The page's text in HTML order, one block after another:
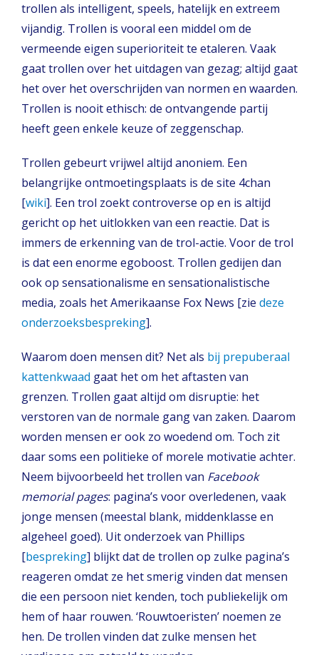
trollen als intelligent, speels, hatelijk en extreem
vijandig. Trollen is vooral een middel om de
vermeende eigen superioriteit te etaleren. Vaak
gaat trollen over het uitdagen van gezag; altijd gaat
het over het overschrijden van normen en waarden.
Trollen is nooit ethisch: de ontvangende partij
heeft geen enkele keuze of zeggenschap.
Trollen gebeurt vrijwel altijd anoniem. Een
belangrijke ontmoetingsplaats is de site 4chan
[wiki]. Een trol zoekt controverse op en is altijd
gericht op het uitlokken van een reactie. Dat is
immers de erkenning van de trol-actie. Voor de trol
is dat een enorme egoboost. Trollen gedijen dan
ook op sensationalisme en sensationalistische
media, zoals het Amerikaanse Fox News [zie deze
onderzoeksbespreking].
Waarom doen mensen dit? Net als bij prepuberaal
kattenkwaad gaat het om het aftasten van
grenzen. Trollen gaat altijd om disruptie: het
verstoren van de normale gang van zaken. Daarom
worden mensen er ook zo woedend om. Toch zit
daar soms een politieke of morele motivatie achter.
Neem bijvoorbeeld het trollen van Facebook
memorial pages: pagina’s voor overledenen, vaak
jonge mensen (meestal blank, middenklasse en
algeheel goed). Uit onderzoek van Phillips
[bespreking] blijkt dat de trollen op zulke pagina’s
reageren omdat ze het smerig vinden dat mensen
die een persoon niet kenden, toch publiekelijk om
hem of haar rouwen. ‘Rouwtoeristen’ noemen ze
hen. De trollen vinden dat zulke mensen het